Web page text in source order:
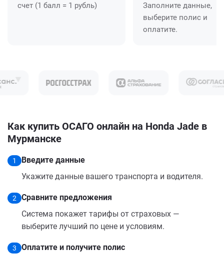
счет (1 балл = 1 рубль)
Заполните данные,
выберите полис и
оплатите.
Как купить ОСАГО онлайн на Honda Jade в
Мурманске
1
Введите данные
Укажите данные вашего транспорта и водителя.
2
Сравните предложения
Система покажет тарифы от страховых —
выберите лучший по цене и условиям.
3
Оплатите и получите полис